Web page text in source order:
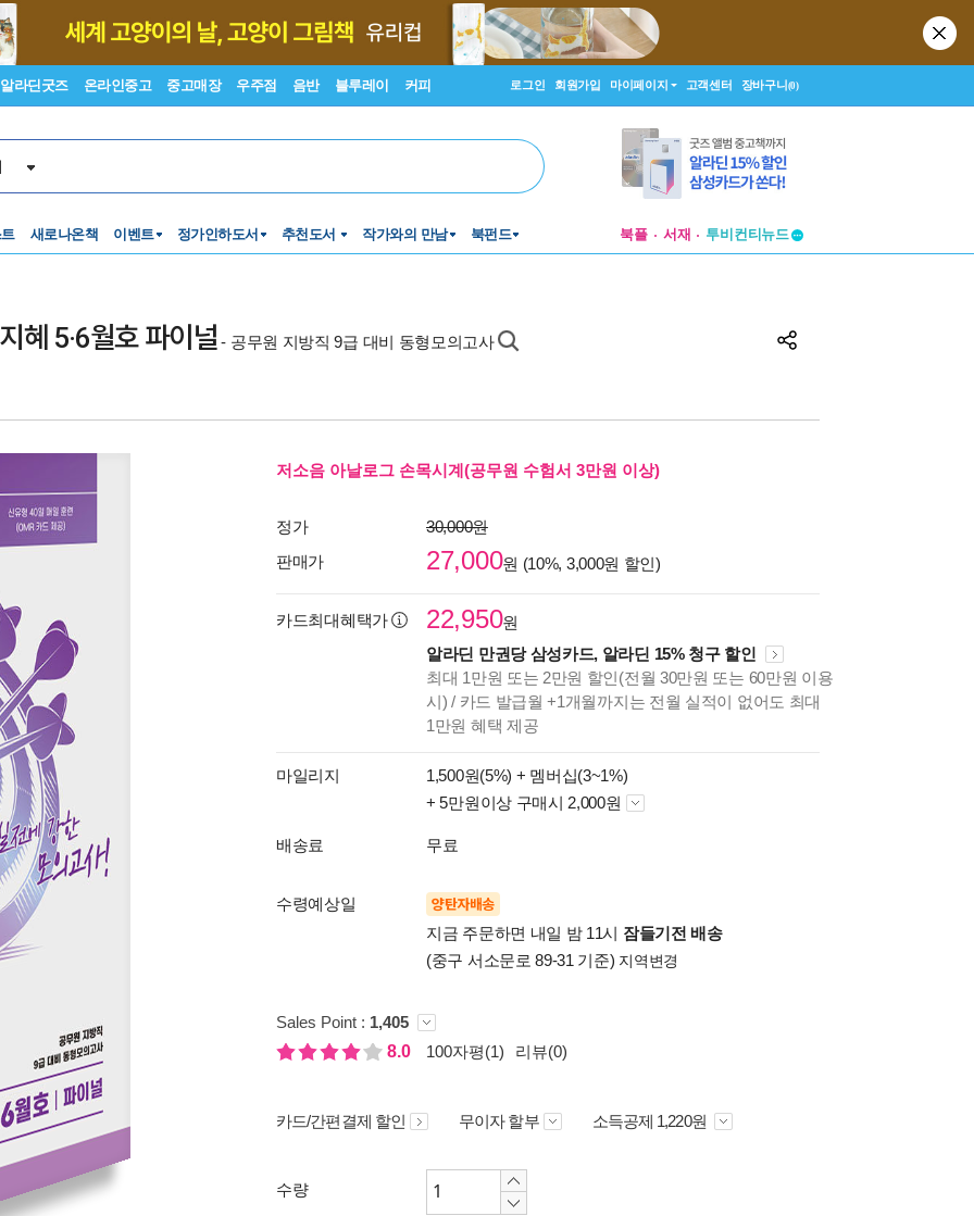
알라딘굿즈 온라인중고 중고매장 우주점 음반 블루레이 커피 로그인 회원가입 마이페이지 고객센터 장바구니(0)
새로나온책 이벤트 정가인하도서 추천도서 작가와의 만남 북펀드 북플 서재
창작플랫폼
혜 5·6월호 파이널 - 공무원 지방직 9급 대비 동형모의고사
저소음 아날로그 손목시계(공무원 수험서 3만원 이상)
정가
30,000원
판매가
27,000원 (10%, 3,000원 할인)
카드최대혜택가 22,950원
알라딘 만권당 삼성카드, 알라딘 15% 청구 할인
최대 1만원 또는 2만원 할인(전월 30만원 또는 60만원 이용
시) / 카드 발급월 +1개월까지는 전월 실적이 없어도 최대
1만원 혜택 제공
마일리지 1,500원(5%) + 멤버십(3~1%)
+ 5만원이상 구매시 2,000원
배송료 무료
수령예상일 양탄자배송
지금 주문하면 내일 밤 11시 잠들기전 배송
(중구 서소문로 89-31 기준) 지역변경
Sales Point : 1,405
8.0
100자평(1) 리뷰(0)
카드/간편결제 할인 무이자 할부 소득공제 1,220원
수량